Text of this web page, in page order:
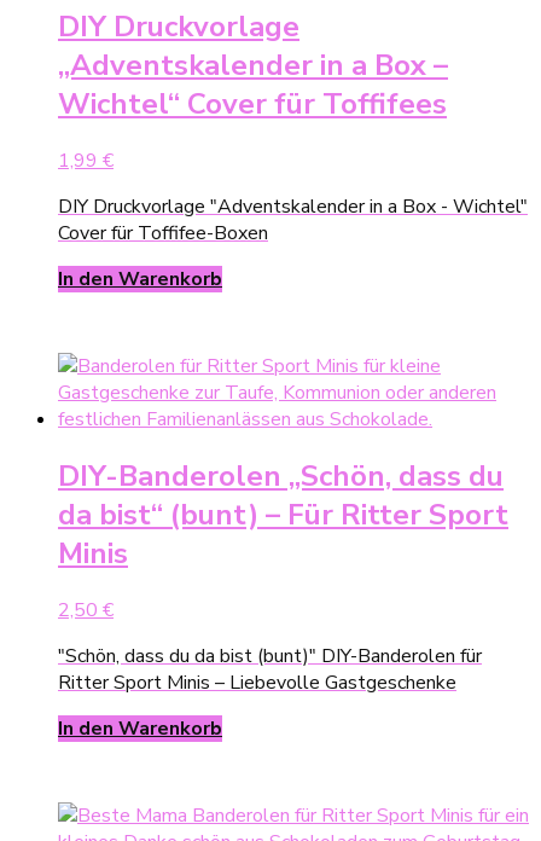
DIY Druckvorlage
„Adventskalender in a Box –
Wichtel“ Cover für Toffifees
1,99 €
DIY Druckvorlage "Adventskalender in a Box - Wichtel"
Cover für Toffifee-Boxen
In den Warenkorb
DIY-Banderolen „Schön, dass du
da bist“ (bunt) – Für Ritter Sport
Minis
2,50 €
"Schön, dass du da bist (bunt)" DIY-Banderolen für
Ritter Sport Minis – Liebevolle Gastgeschenke
In den Warenkorb